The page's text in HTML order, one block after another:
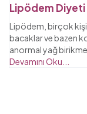
Lipödem Diyeti
Lipödem, birçok
bacaklar ve bazen
anormal yağ
Devamını Oku...